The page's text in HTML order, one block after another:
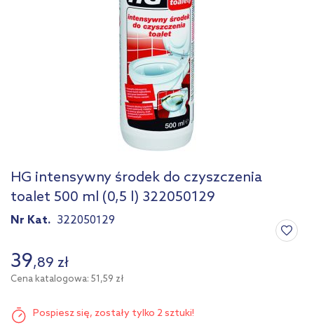
HG intensywny środek do czyszczenia
toalet 500 ml (0,5 l) 322050129
Nr Kat. 322050129
39,89 zł
Cena katalogowa: 51,59 zł
Pospiesz się, zostały tylko 2 sztuki!